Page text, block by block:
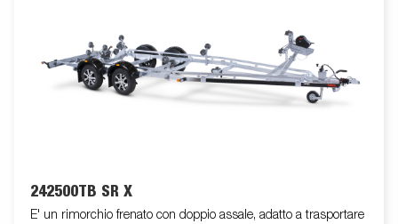
La barra luci posteriore è facilmente amovibile, in modo da
facilitare il varo e l'alaggio dell'imbarcazione trasportata. Le
immagini sono solo a scopo illustrativo e possono mostrare
accessori opzionali.
242500TB SR X
E' un rimorchio frenato con doppio assale, adatto a trasportare